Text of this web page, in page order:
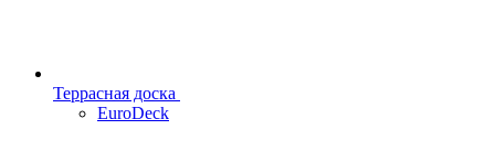
Террасная доска
EuroDeck